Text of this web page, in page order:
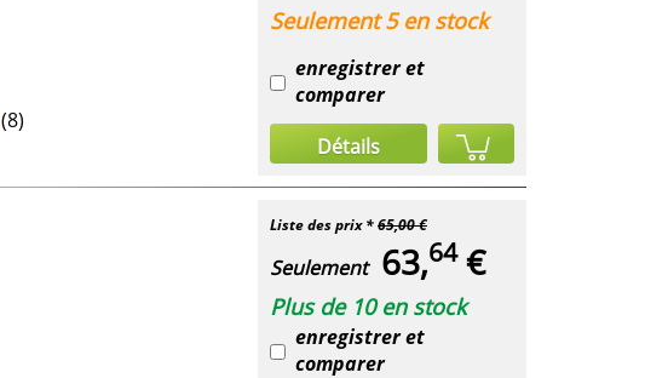
(8)
Seulement 5 en stock
enregistrer et
comparer
Détails
Liste des prix *65,00 €
Seulement 63,64€
Plus de 10 en stock
enregistrer et
comparer